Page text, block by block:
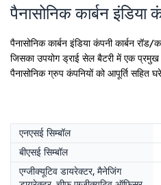
पैनासोनिक कार्बन इंडिया
पैनासोनिक कार्बन इंडिया कंपनी कार्बन रॉड/
जिसका उपयोग ड्राई सेल बैटरी में एक
पैनासोनिक ग्रुप कंपनियों को आपूर्ति सहित
एनएसई सिम्बॉल
बीएसई सिम्बॉल
एग्जीक्यूटिव डायरेक्टर, मैनेजिंग